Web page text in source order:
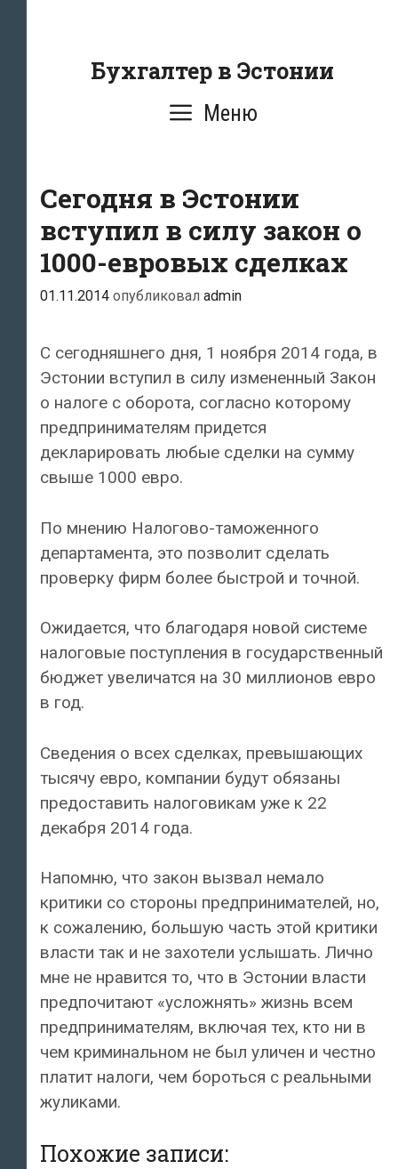
содержаниюБухгалтер в Эстонии
Меню
Сегодня в Эстонии
вступил в силу закон о
1000-евровых сделках
01.11.2014 опубликовал admin
С сегодняшнего дня, 1 ноября 2014 года, в
Эстонии вступил в силу измененный Закон
о налоге с оборота, согласно которому
предпринимателям придется
декларировать любые сделки на сумму
свыше 1000 евро.
По мнению Налогово-таможенного
департамента, это позволит сделать
проверку фирм более быстрой и точной.
Ожидается, что благодаря новой системе
налоговые поступления в государственный
бюджет увеличатся на 30 миллионов евро
в год.
Сведения о всех сделках, превышающих
тысячу евро, компании будут обязаны
предоставить налоговикам уже к 22
декабря 2014 года.
Напомню, что закон вызвал немало
критики со стороны предпринимателей, но,
к сожалению, большую часть этой критики
власти так и не захотели услышать. Лично
мне не нравится то, что в Эстонии власти
предпочитают «усложнять» жизнь всем
предпринимателям, включая тех, кто ни в
чем криминальном не был уличен и честно
платит налоги, чем бороться с реальными
жуликами.
Похожие записи: